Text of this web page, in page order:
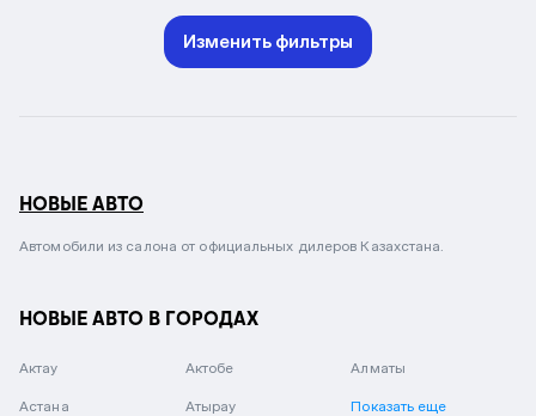
Изменить фильтры
НОВЫЕ АВТО
Автомобили из салона от официальных дилеров Казахстана.
НОВЫЕ АВТО В ГОРОДАХ
Актау Актобе Алматы
Астана Атырау Показать еще